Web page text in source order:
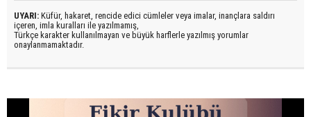
UYARI: Küfür, hakaret, rencide edici cümleler veya imalar, inançlara saldırı
içeren, imla kuralları ile yazılmamış,
Türkçe karakter kullanılmayan ve büyük harflerle yazılmış yorumlar
onaylanmamaktadır.